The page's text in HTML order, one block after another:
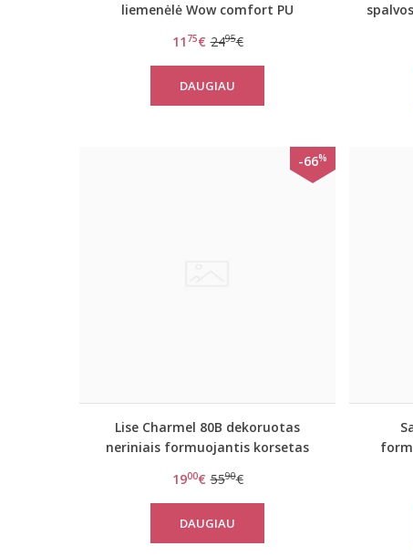
liemenėlė Wow comfort PU
11 75€ 2495€
DAUGIAU
-66%
Lise Charmel 80B dekoruotas
neriniais formuojantis korsetas
1900€ 5590€
DAUGIAU